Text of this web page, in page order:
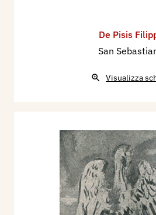
De Pisis
San
Visualizza